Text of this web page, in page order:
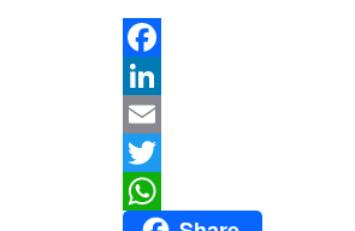
Facebook
LinkedIn
Email
Twitter